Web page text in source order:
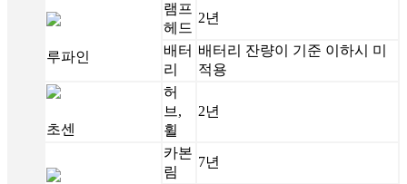
루파인
램프
헤드
2년
배터
리
배터리 잔량이 기준 이하시 미
적용
초센
허
브,
휠
2년
카본
림
7년